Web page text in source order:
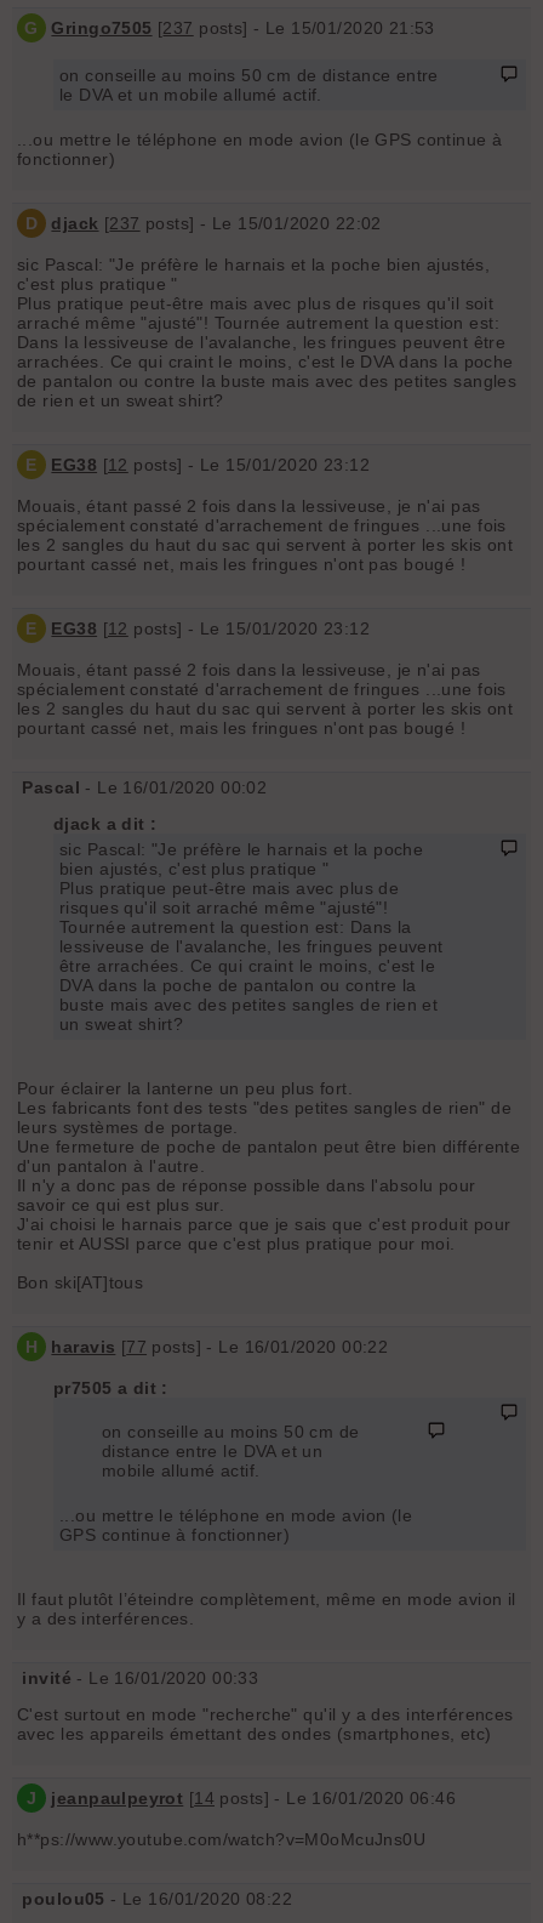
G Gringo7505 [237 posts] - Le 15/01/2020 21:53
on conseille au moins 50 cm de distance entre
le DVA et un mobile allumé actif.
...ou mettre le téléphone en mode avion (le GPS continue à
fonctionner)
D djack [237 posts] - Le 15/01/2020 22:02
sic Pascal: "Je préfère le harnais et la poche bien ajustés,
c'est plus pratique "
Plus pratique peut-être mais avec plus de risques qu'il soit
arraché même "ajusté"! Tournée autrement la question est:
Dans la lessiveuse de l'avalanche, les fringues peuvent être
arrachées. Ce qui craint le moins, c'est le DVA dans la poche
de pantalon ou contre la buste mais avec des petites sangles
de rien et un sweat shirt?
E EG38 [12 posts] - Le 15/01/2020 23:12
Mouais, étant passé 2 fois dans la lessiveuse, je n'ai pas
spécialement constaté d'arrachement de fringues ...une fois
les 2 sangles du haut du sac qui servent à porter les skis ont
pourtant cassé net, mais les fringues n'ont pas bougé !
E EG38 [12 posts] - Le 15/01/2020 23:12
Mouais, étant passé 2 fois dans la lessiveuse, je n'ai pas
spécialement constaté d'arrachement de fringues ...une fois
les 2 sangles du haut du sac qui servent à porter les skis ont
pourtant cassé net, mais les fringues n'ont pas bougé !
Pascal - Le 16/01/2020 00:02
djack a dit :
sic Pascal: "Je préfère le harnais et la poche
bien ajustés, c'est plus pratique "
Plus pratique peut-être mais avec plus de
risques qu'il soit arraché même "ajusté"!
Tournée autrement la question est: Dans la
lessiveuse de l'avalanche, les fringues peuvent
être arrachées. Ce qui craint le moins, c'est le
DVA dans la poche de pantalon ou contre la
buste mais avec des petites sangles de rien et
un sweat shirt?
Pour éclairer la lanterne un peu plus fort.
Les fabricants font des tests "des petites sangles de rien" de
leurs systèmes de portage.
Une fermeture de poche de pantalon peut être bien différente
d'un pantalon à l'autre.
Il n'y a donc pas de réponse possible dans l'absolu pour
savoir ce qui est plus sur.
J'ai choisi le harnais parce que je sais que c'est produit pour
tenir et AUSSI parce que c'est plus pratique pour moi.
Bon ski[AT]tous
H haravis [77 posts] - Le 16/01/2020 00:22
pr7505 a dit :
on conseille au moins 50 cm de
distance entre le DVA et un
mobile allumé actif.
...ou mettre le téléphone en mode avion (le
GPS continue à fonctionner)
Il faut plutôt l’éteindre complètement, même en mode avion il
y a des interférences.
invité - Le 16/01/2020 00:33
C'est surtout en mode "recherche" qu'il y a des interférences
avec les appareils émettant des ondes (smartphones, etc)
J jeanpaulpeyrot [14 posts] - Le 16/01/2020 06:46
h**ps://www.youtube.com/watch?v=M0oMcuJns0U
poulou05 - Le 16/01/2020 08:22